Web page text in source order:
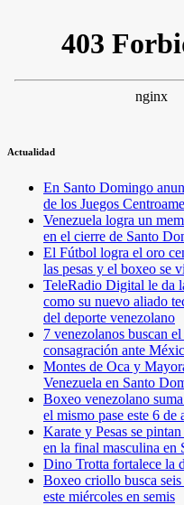
Actualidad
En Santo Domingo
de los Juegos
Venezuela logra un
en el cierre de Santo
El Fútbol logra el oro
las pesas y el boxeo se
TeleRadio Digital le da
como su nuevo aliado
del deporte venezolano
7 venezolanos buscan
consagración ante
Montes de Oca y
Venezuela en Santo
Boxeo venezolano
el mismo pase este 6
Karate y Pesas se
en la final masculina en
Dino Trotta fortalece la
Boxeo criollo busca
este miércoles en semis